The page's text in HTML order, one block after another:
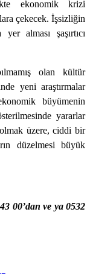
ekonomik krizi
çekecek. İşsizliğin
alması şaşırtıcı
olan kültür
yeni araştırmalar
büyümenin
yararlar
üzere, ciddi bir
düzelmesi büyük
00’dan ve ya 0532